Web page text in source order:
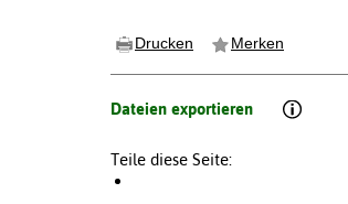
Drucken Merken
Dateien exportieren
Teile diese Seite: